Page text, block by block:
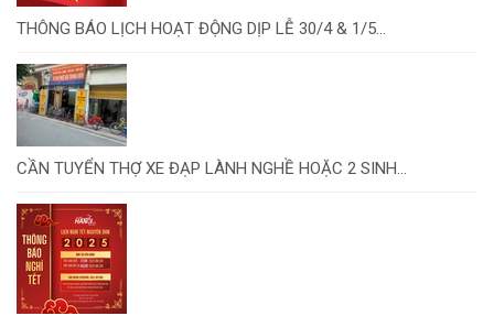
THÔNG BÁO LỊCH HOẠT ĐỘNG DỊP LỄ 30/4 & 1/5...
CẦN TUYỂN THỢ XE ĐẠP LÀNH NGHỀ HOẶC 2 SINH...